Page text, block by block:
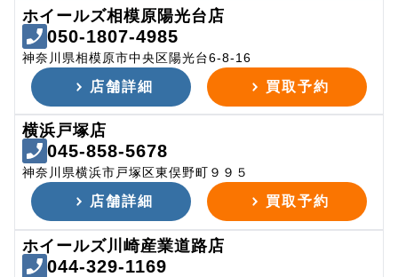
ホイールズ相模原陽光台店
050-1807-4985
神奈川県相模原市中央区陽光台6-8-16
店舗詳細 買取予約
横浜戸塚店
045-858-5678
神奈川県横浜市戸塚区東俣野町９９５
店舗詳細 買取予約
ホイールズ川崎産業道路店
044-329-1169